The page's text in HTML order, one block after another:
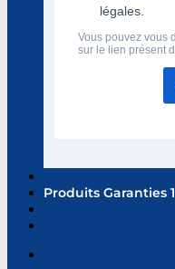
légales.
Vous pouvez vous
sur le lien présent
Produits Garanties